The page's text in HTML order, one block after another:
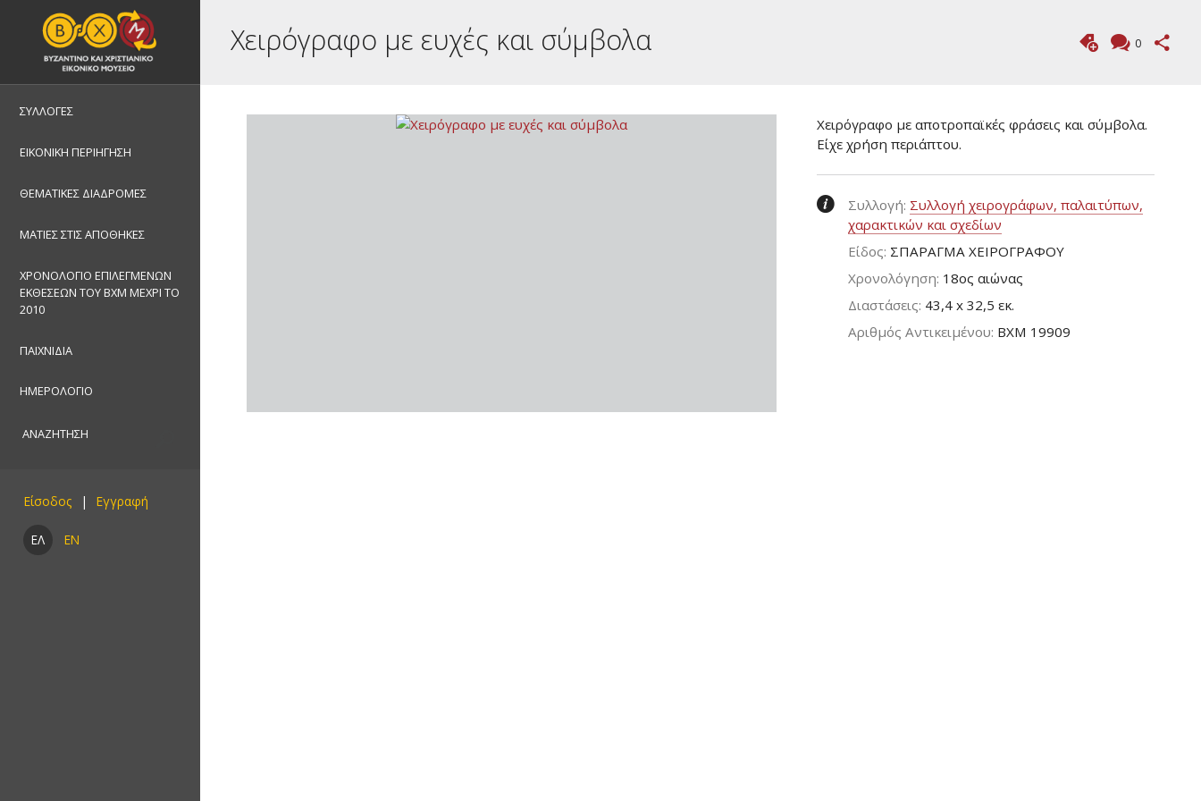
ΣΥΛΛΟΓΕΣ
ΕΙΚΟΝΙΚΗ ΠΕΡΙΗΓΗΣΗ
ΘΕΜΑΤΙΚΕΣ ΔΙΑΔΡΟΜΕΣ
ΜΑΤΙΕΣ ΣΤΙΣ ΑΠΟΘΗΚΕΣ
ΧΡΟΝΟΛΟΓΙΟ ΕΠΙΛΕΓΜΕΝΩΝ
ΕΚΘΕΣΕΩΝ ΤΟΥ ΒΧΜ ΜΕΧΡΙ ΤΟ
2010
ΠΑΙΧΝΙΔΙΑ
ΗΜΕΡΟΛΟΓΙΟ
Είσοδος
ΕΛ EN
Χειρόγραφο με ευχές και σύμβολα 0
Χειρόγραφο με αποτροπαϊκές φράσεις και σύμβολα.
Είχε χρήση περιάπτου.
Συλλογή: Συλλογή χειρογράφων, παλαιτύπων,
χαρακτικών και σχεδίων
Είδος: ΣΠΑΡΑΓΜΑ ΧΕΙΡΟΓΡΑΦΟΥ
Χρονολόγηση: 18ος αιώνας
Διαστάσεις: 43,4 x 32,5 εκ.
Aριθμός Αντικειμένου: ΒΧΜ 19909